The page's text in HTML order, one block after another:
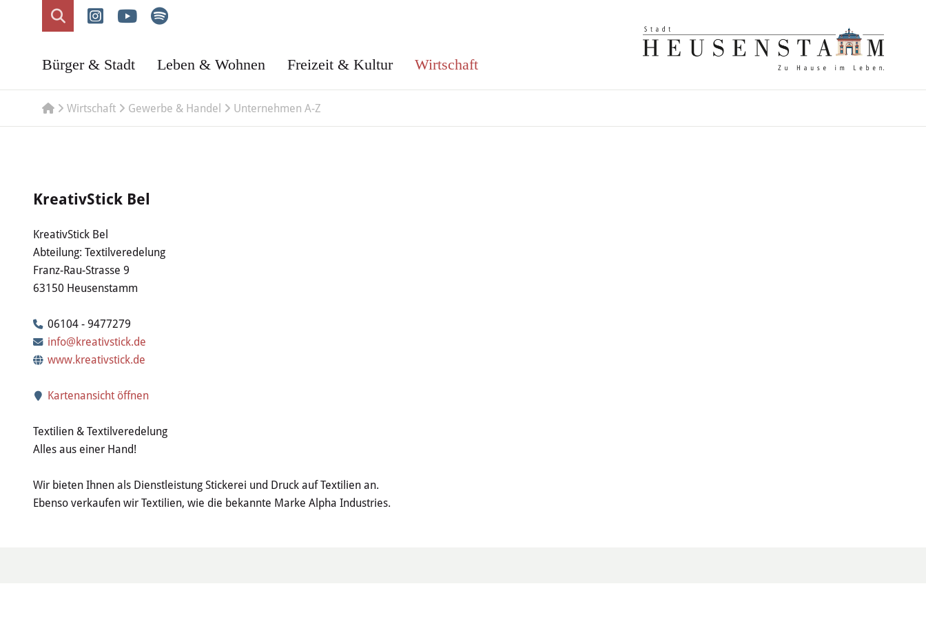
Bürger & Stadt Leben & Wohnen Freizeit & Kultur Wirtschaft
Wirtschaft Gewerbe & Handel Unternehmen A-Z
KreativStick Bel
KreativStick Bel
Abteilung: Textilveredelung
Franz-Rau-Strasse 9
63150 Heusenstamm
06104 - 9477279
info@kreativstick.de
www.kreativstick.de
Kartenansicht öffnen
Textilien & Textilveredelung
Alles aus einer Hand!
Wir bieten Ihnen als Dienstleistung Stickerei und Druck auf Textilien an.
Ebenso verkaufen wir Textilien, wie die bekannte Marke Alpha Industries.